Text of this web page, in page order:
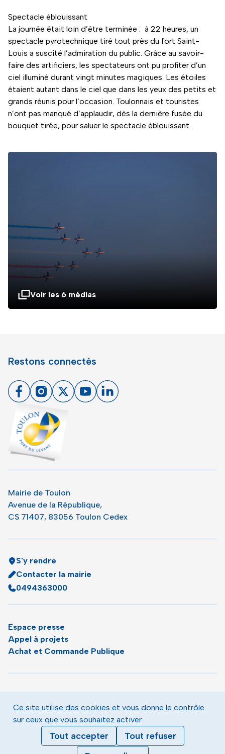
Spectacle éblouissant
La journée était loin d’être terminée : à 22 heures, un
spectacle pyrotechnique tiré tout près du fort Saint-
Louis a suscité l’admiration du public. Grâce au savoir-
faire des artificiers, les spectateurs ont pu profiter d’un
ciel illuminé durant vingt minutes magiques. Les étoiles
étaient autant dans le ciel que dans les yeux des petits et
grands réunis pour l’occasion. Toulonnais et touristes
n’ont pas manqué d’applaudir, dès la dernière fusée du
bouquet tirée, pour saluer le spectacle éblouissant.
Voir les 6 médias
Restons connectés
FacebookInstagram
X YoutubeLinkedin
Mairie de Toulon
Avenue de la République,
CS 71407, 83056 Toulon Cedex
S'y rendre
Contacter la mairie
0494363000
Espace presse
Appel à projets
Achat et Commande Publique
Agenda
Le magazine municipal de Toulon
Mentions légales
Données personnelles
Gestion des cookies
Ce site utilise des cookies et vous donne le contrôle
sur ceux que vous souhaitez activer
Tout accepter
Tout refuser